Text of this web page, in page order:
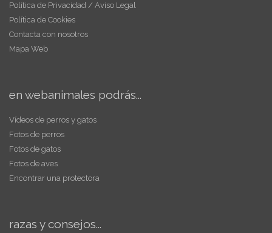
Política de Privacidad / Aviso Legal
Política de Cookies
Contacta con nosotros
Mapa Web
en webanimales podrás...
Vídeos de perros y gatos
Fotos de perros
Fotos de gatos
Fotos de aves
Encontrar una protectora
razas y consejos...